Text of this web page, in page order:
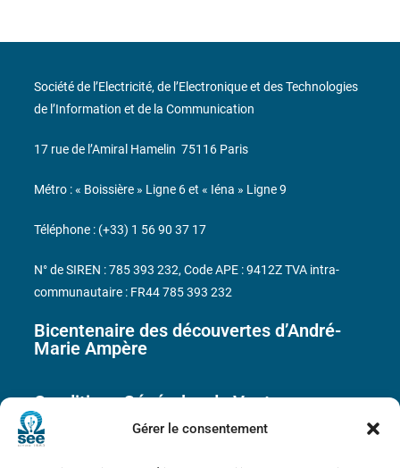
Gérer le consentement
Bicentenaire des découvertes d’André-
Marie Ampère
Conditions Générales de Vente
Société de l’Electricité, de l’Electronique et des Technologies
de l’Information et de la Communication
17 rue de l’Amiral Hamelin 75116 Paris
Métro : « Boissière » Ligne 6 et « Iéna » Ligne 9
Téléphone : (+33) 1 56 90 37 17
N° de SIREN : 785 393 232, Code APE : 9412Z TVA intra-
communautaire : FR44 785 393 232